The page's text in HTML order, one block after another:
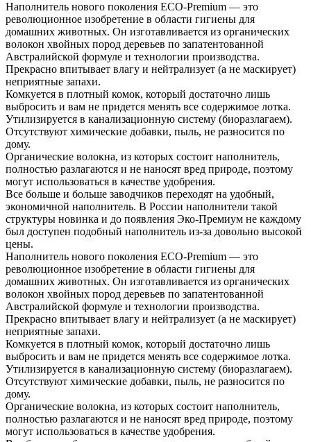
Наполнитель нового поколения ECO-Premium — это
революционное изобретение в области гигиены для
домашних животных. Он изготавливается из органических
волокон хвойных пород деревьев по запатентованной
Австралийской формуле и технологии производства.
Прекрасно впитывает влагу и нейтрализует (а не маскирует)
неприятные запахи.
Комкуется в плотный комок, который достаточно лишь
выбросить и вам не придется менять все содержимое лотка.
Утилизируется в канализационную систему (биоразлагаем).
Отсутствуют химические добавки, пыль, не разносится по
дому.
Органические волокна, из которых состоит наполнитель,
полностью разлагаются и не наносят вред природе, поэтому
могут использоваться в качестве удобрения.
Все больше и больше заводчиков переходят на удобный,
экономичной наполнитель. В России наполнители такой
структуры новинка и до появления Эко-Премиум не каждому
был доступен подобный наполнитель из-за довольно высокой
цены.
Наполнитель нового поколения ECO-Premium — это
революционное изобретение в области гигиены для
домашних животных. Он изготавливается из органических
волокон хвойных пород деревьев по запатентованной
Австралийской формуле и технологии производства.
Прекрасно впитывает влагу и нейтрализует (а не маскирует)
неприятные запахи.
Комкуется в плотный комок, который достаточно лишь
выбросить и вам не придется менять все содержимое лотка.
Утилизируется в канализационную систему (биоразлагаем).
Отсутствуют химические добавки, пыль, не разносится по
дому.
Органические волокна, из которых состоит наполнитель,
полностью разлагаются и не наносят вред природе, поэтому
могут использоваться в качестве удобрения.